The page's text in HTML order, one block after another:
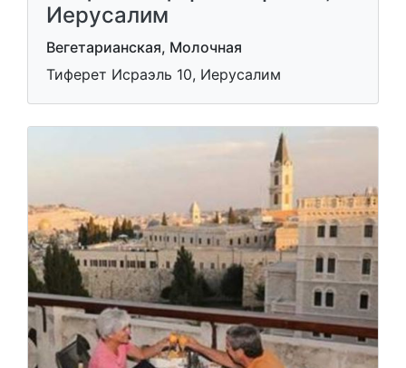
Иерусалим
Вегетарианская, Молочная
Тиферет Исраэль 10, Иерусалим